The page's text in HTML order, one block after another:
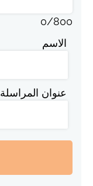
0/800
الاسم
عنوان المراسلة